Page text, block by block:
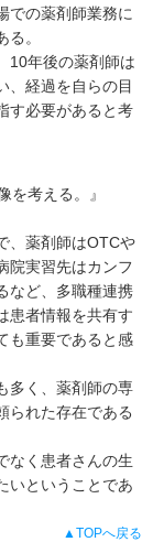
での薬剤師業務に
。
10年後の薬剤師は
、経過を自らの目
す必要があると考
を考える。』
、薬剤師はOTCや
院実習先はカンフ
など、多職種連携
患者情報を共有す
も重要であると感
多く、薬剤師の専
られた存在である
なく患者さんの生
いということであ
▲TOPへ戻る